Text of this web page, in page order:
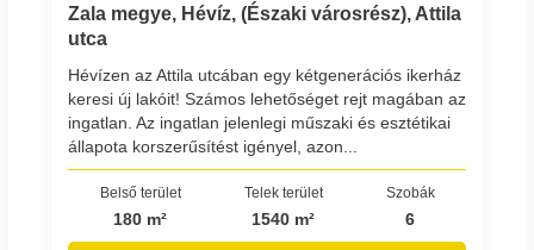
Zala megye, Hévíz, (Északi városrész), Attila
utca
Hévízen az Attila utcában egy kétgenerációs ikerház
keresi új lakóit! Számos lehetőséget rejt magában az
ingatlan. Az ingatlan jelenlegi műszaki és esztétikai
állapota korszerűsítést igényel, azon...
Belső terület
180 m²
Telek terület
1540 m²
Szobák
6